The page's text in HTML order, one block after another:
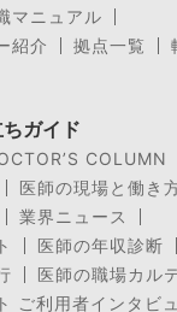
マニュアル
紹介
拠点一覧
ガイド
COLUMN
医師の現場と働き
業界ニュース
医師の年収診断
医師の職場カル
ご利用者インタビ